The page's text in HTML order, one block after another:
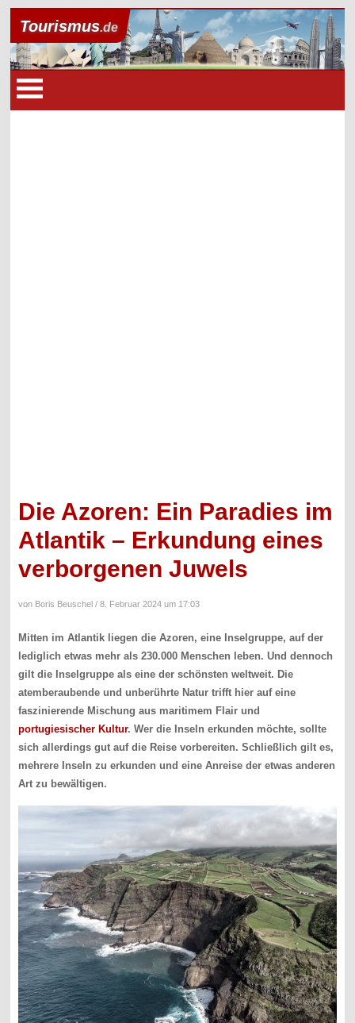
Tourismus.de
Die Azoren: Ein Paradies im
Atlantik – Erkundung eines
verborgenen Juwels
von Boris Beuschel /8. Februar 2024 um 17:03
Mitten im Atlantik liegen die Azoren, eine Inselgruppe, auf der
lediglich etwas mehr als 230.000 Menschen leben. Und dennoch
gilt die Inselgruppe als eine der schönsten weltweit. Die
atemberaubende und unberührte Natur trifft hier auf eine
faszinierende Mischung aus maritimem Flair und
portugiesischer Kultur. Wer die Inseln erkunden möchte, sollte
sich allerdings gut auf die Reise vorbereiten. Schließlich gilt es,
mehrere Inseln zu erkunden und eine Anreise der etwas anderen
Art zu bewältigen.